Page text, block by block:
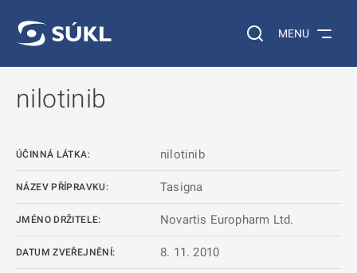
Vyhledávání na
MENU
nilotinib
ÚČINNÁ LÁTKA: nilotinib
NÁZEV PŘÍPRAVKU: Tasigna
JMÉNO DRŽITELE: Novartis Europharm Ltd.
DATUM ZVEŘEJNĚNÍ: 8. 11. 2010